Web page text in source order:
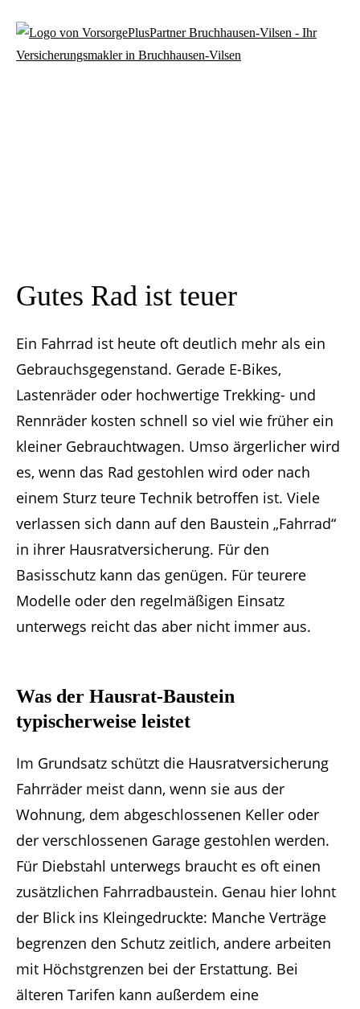
Gutes Rad ist teuer
Ein Fahrrad ist heute oft deutlich mehr als ein
Gebrauchsgegenstand. Gerade E-Bikes,
Lastenräder oder hochwertige Trekking- und
Rennräder kosten schnell so viel wie früher ein
kleiner Gebrauchtwagen. Umso ärgerlicher wird
es, wenn das Rad gestohlen wird oder nach
einem Sturz teure Technik betroffen ist. Viele
verlassen sich dann auf den Baustein „Fahrrad“
in ihrer Hausratversicherung. Für den
Basisschutz kann das genügen. Für teurere
Modelle oder den regelmäßigen Einsatz
unterwegs reicht das aber nicht immer aus.
Was der Hausrat-Baustein
typischerweise leistet
Im Grundsatz schützt die Hausratversicherung
Fahrräder meist dann, wenn sie aus der
Wohnung, dem abgeschlossenen Keller oder
der verschlossenen Garage gestohlen werden.
Für Diebstahl unterwegs braucht es oft einen
zusätzlichen Fahrradbaustein. Genau hier lohnt
der Blick ins Kleingedruckte: Manche Verträge
begrenzen den Schutz zeitlich, andere arbeiten
mit Höchstgrenzen bei der Erstattung. Bei
älteren Tarifen kann außerdem eine